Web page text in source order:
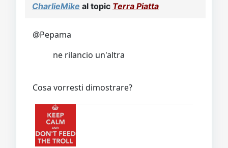
CharlieMike al topic Terra Piatta
@Pepama
ne rilancio un'altra
Cosa vorresti dimostrare?